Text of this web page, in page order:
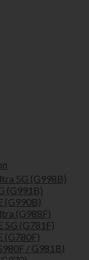
5G (G998B)
(G991B)
(G990B)
(G988F)
5G (G781F)
(G780F)
/ G981B)